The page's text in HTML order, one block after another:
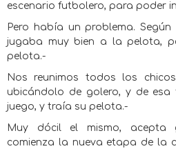
escenario futbolero, para poder
Pero había un problema.
jugaba muy bien a la pelota,
pelota.-
Nos reunimos todos los
ubicándolo de golero, y de esa
juego, y traía su pelota.-
Muy dócil el mismo, acepta
comienza la nueva etapa de la